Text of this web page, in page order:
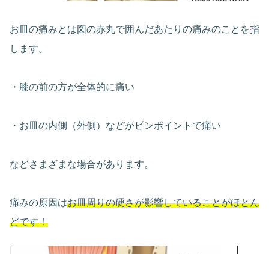
お皿の痛みとは図の赤丸で囲んだあたりの痛みのことを指
します。
・膝の前の方が全体的に痛い
・お皿の内側（外側）などがピンポイントで痛い
などさまざまな場合があります。
痛みの原因はお皿周りの硬さが影響していることがほとん
どです！